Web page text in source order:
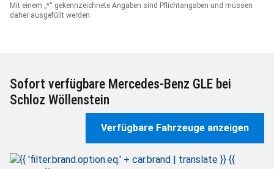
Mit einem „*“ gekennzeichnete Angaben sind Pflichtangaben und müssen
daher ausgefüllt werden.
Sofort verfügbare Mercedes-Benz GLE bei
Schloz Wöllenstein
Verfügbare Fahrzeuge anzeigen